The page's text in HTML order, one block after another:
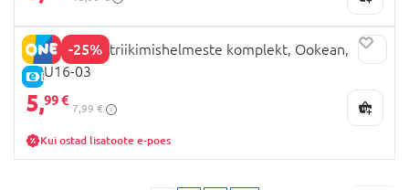
-25%
E-HIND
RED CASTLE triikimishelmeste komplekt, Ookean,
BBU16-03
5,99 €
7,99 €
Kui ostad lisatoote e-poes